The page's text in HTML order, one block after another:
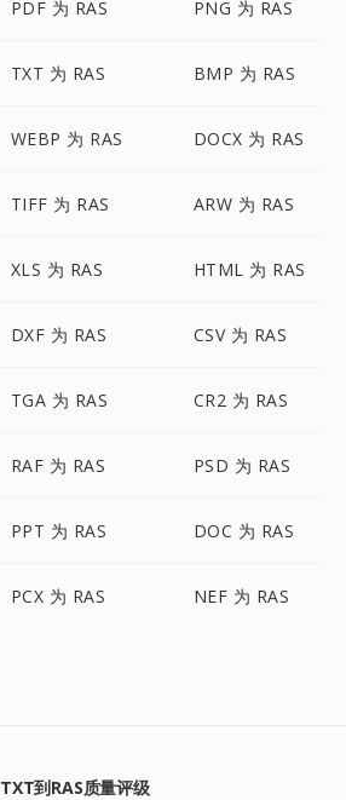
PDF 为 RAS PNG 为 RAS
TXT 为 RAS BMP 为 RAS
WEBP 为 RAS DOCX 为 RAS
TIFF 为 RAS ARW 为 RAS
XLS 为 RAS HTML 为 RAS
DXF 为 RAS CSV 为 RAS
TGA 为 RAS CR2 为 RAS
RAF 为 RAS PSD 为 RAS
PPT 为 RAS DOC 为 RAS
PCX 为 RAS NEF 为 RAS
TXT到RAS质量评级